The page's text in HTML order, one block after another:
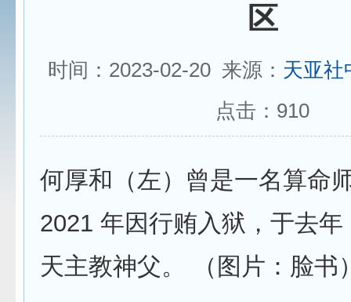
区
时间：2023-02-20 来源： 天亚社
点击： 910
何厚和（左）曾是一名算命
2021 年因行贿入狱，于去
天主教神父。 （图片：脸书